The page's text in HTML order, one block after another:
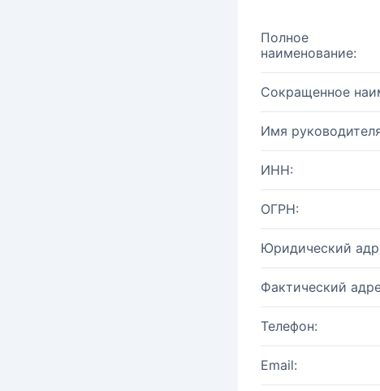
Полное
наименование:
Сокращенное
Имя
ИНН:
ОГРН:
Юридический
Фактический
Телефон:
Email: